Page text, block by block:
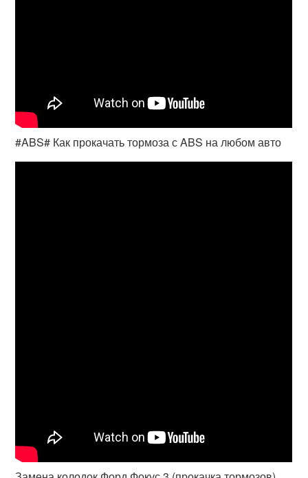
#ABS# Как прокачать тормоза с ABS на любом авто